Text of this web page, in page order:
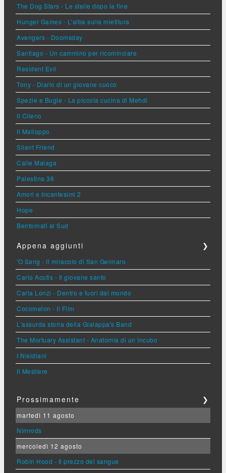
The Dog Stars - Le stelle dopo la fine
Hunger Games - L'alba sulla mietitura
Avengers - Doomsday
Santiago - Un cammino per ricominciare
Resident Evil
Tony - Diario di un giovane cuoco
Spezie e Bugie - La piccola cucina di Mehdi
Il Cileno
Il Malloppo
Silent Friend
Calle Malaga
Palestina 36
Amori e Incantesimi 2
Hope
Bentornati al Sud
Appena aggiunti ❯
'O Sang - Il miracolo di San Gennaro
Carlo Acutis - Il giovane santo
Carla Lonzi - Dentro e fuori dal mondo
Cocomelon - Il Film
L'assurda storia della Gialappa's Band
The Mortuary Assistant - Anatomia di un Incubo
I Nisidiani
Il Mestiere
Prossimamente ❯
martedì 11 agosto
Nimrods
mercoledì 12 agosto
Robin Hood - Il prezzo del sangue